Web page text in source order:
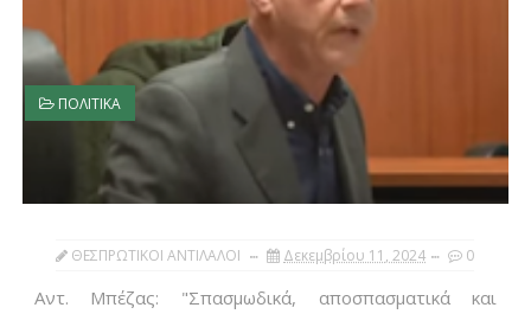
ΠΟΛΙΤΙΚΑ
ΘΕΣΠΡΩΤΙΚΟΙ ΑΝΤΙΛΑΛΟΙ Δεκεμβρίου 11, 2024 0
Αντ. Μπέζας: "Σπασμωδικά, αποσπασματικά και